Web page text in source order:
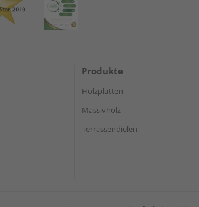
Produkte
Holzplatten
Massivholz
Terrassendielen